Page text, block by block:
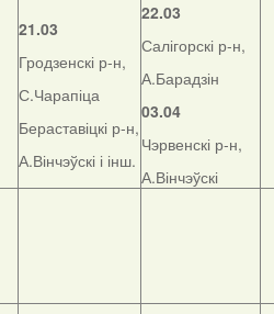
21.03
Гродзенскі р-н,
С.Чарапіца
Бераставіцкі р-н,
А.Вінчэўскі і інш.
22.03
Салігорскі р-н,
А.Барадзін
03.04
Чэрвенскі р-н,
А.Вінчэўскі